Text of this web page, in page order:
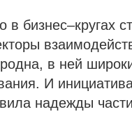
бизнес–кругах
в ней
И
надежды